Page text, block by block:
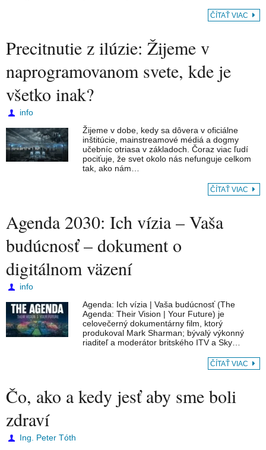
ČÍTAŤ VIAC
Precitnutie z ilúzie: Žijeme v
naprogramovanom svete, kde je
všetko inak?
info
Žijeme v dobe, kedy sa dôvera v oficiálne
inštitúcie, mainstreamové médiá a dogmy
učebníc otriasa v základoch. Čoraz viac ľudí
pociťuje, že svet okolo nás nefunguje celkom
tak, ako nám…
ČÍTAŤ VIAC
Agenda 2030: Ich vízia – Vaša
budúcnosť – dokument o
digitálnom väzení
info
Agenda: Ich vízia | Vaša budúcnosť (The
Agenda: Their Vision | Your Future) je
celovečerný dokumentárny film, ktorý
produkoval Mark Sharman; bývalý výkonný
riaditeľ a moderátor britského ITV a Sky…
ČÍTAŤ VIAC
Čo, ako a kedy jesť aby sme boli
zdraví
Ing. Peter Tóth